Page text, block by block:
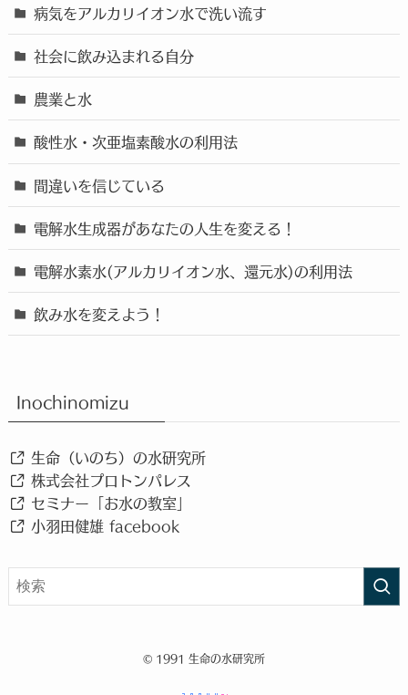
病気をアルカリイオン水で洗い流す
社会に飲み込まれる自分
農業と水
酸性水・次亜塩素酸水の利用法
間違いを信じている
電解水生成器があなたの人生を変える！
電解水素水(アルカリイオン水、還元水)の利用法
飲み水を変えよう！
Inochinomizu
生命（いのち）の水研究所
株式会社プロトンパレス
セミナー「お水の教室」
小羽田健雄 facebook
© 1991 生命の水研究所